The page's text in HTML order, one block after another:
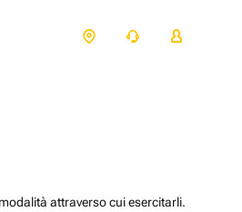
attraverso cui esercitarli.